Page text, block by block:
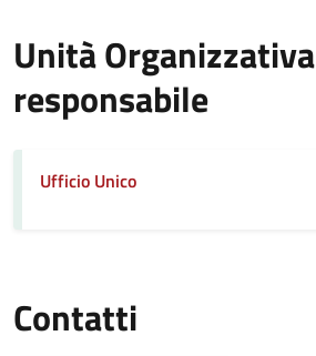
Unità Organizzativa
responsabile
Ufficio Unico
Contatti